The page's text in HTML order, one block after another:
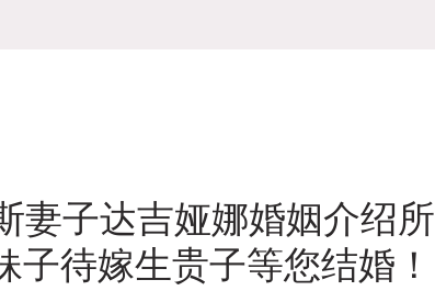
妻子达吉娅娜婚姻介绍所
待嫁生贵子等您结婚！